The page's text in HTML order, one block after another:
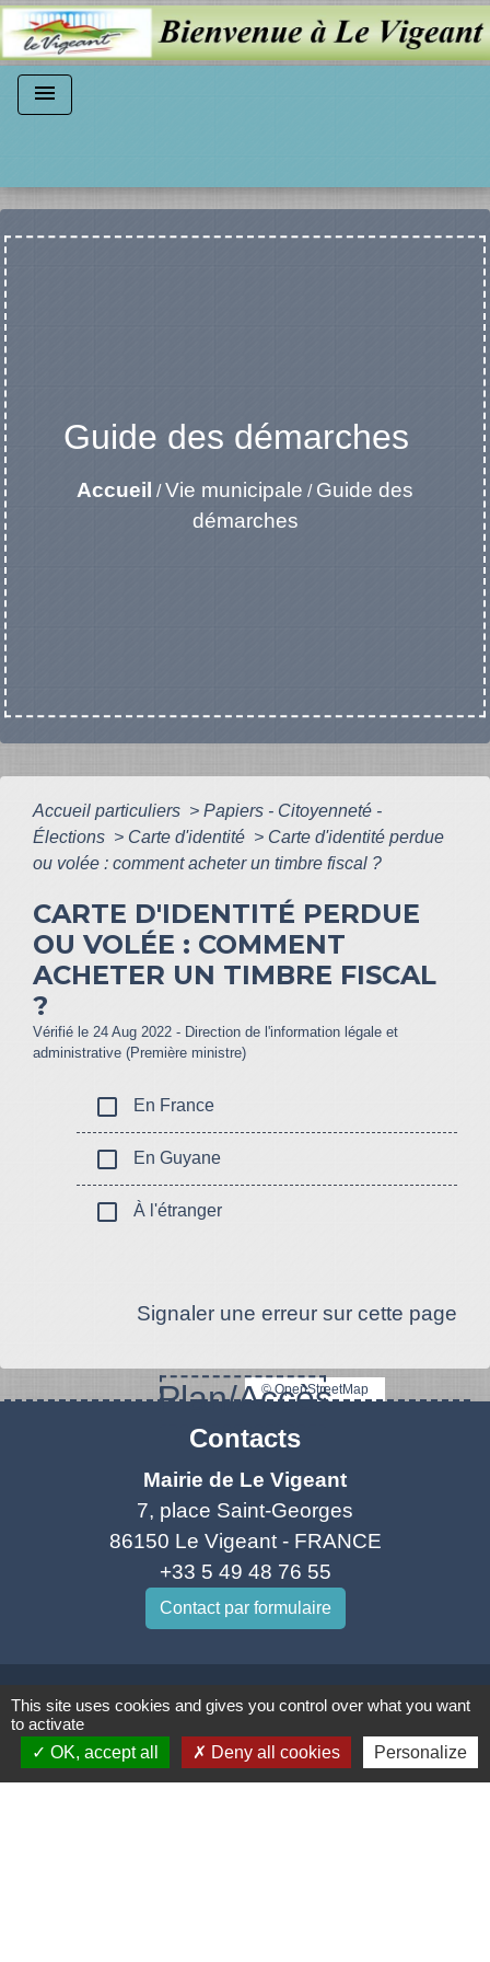
menu
Guide des démarches
Accueil /Vie municipale / Guide des
démarches
Accueil particuliers > Papiers - Citoyenneté -
Élections > Carte d'identité > Carte d'identité perdue
ou volée : comment acheter un timbre fiscal ?
CARTE D'IDENTITÉ PERDUE
OU VOLÉE : COMMENT
ACHETER UN TIMBRE FISCAL
?
Vérifié le 24 Aug 2022 - Direction de l'information légale et
administrative (Première ministre)
check_box_outline_blank En France
check_box_outline_blank En Guyane
check_box_outline_blank À l'étranger
Signaler une erreur sur cette page
Plan/Accès
© OpenStreetMap
Contacts
Mairie de Le Vigeant
7, place Saint-Georges
86150 Le Vigeant - FRANCE
+33 5 49 48 76 55
Contact par formulaire
Mentions légales - Politique de confidentialité -
Accessibilité - Plan du site -
This site uses cookies and gives you control over what you want
to activate
OK, accept all
Deny all cookies Personalize